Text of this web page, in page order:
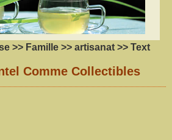
>> Famille >> artisanat >> Text
Comme Collectibles